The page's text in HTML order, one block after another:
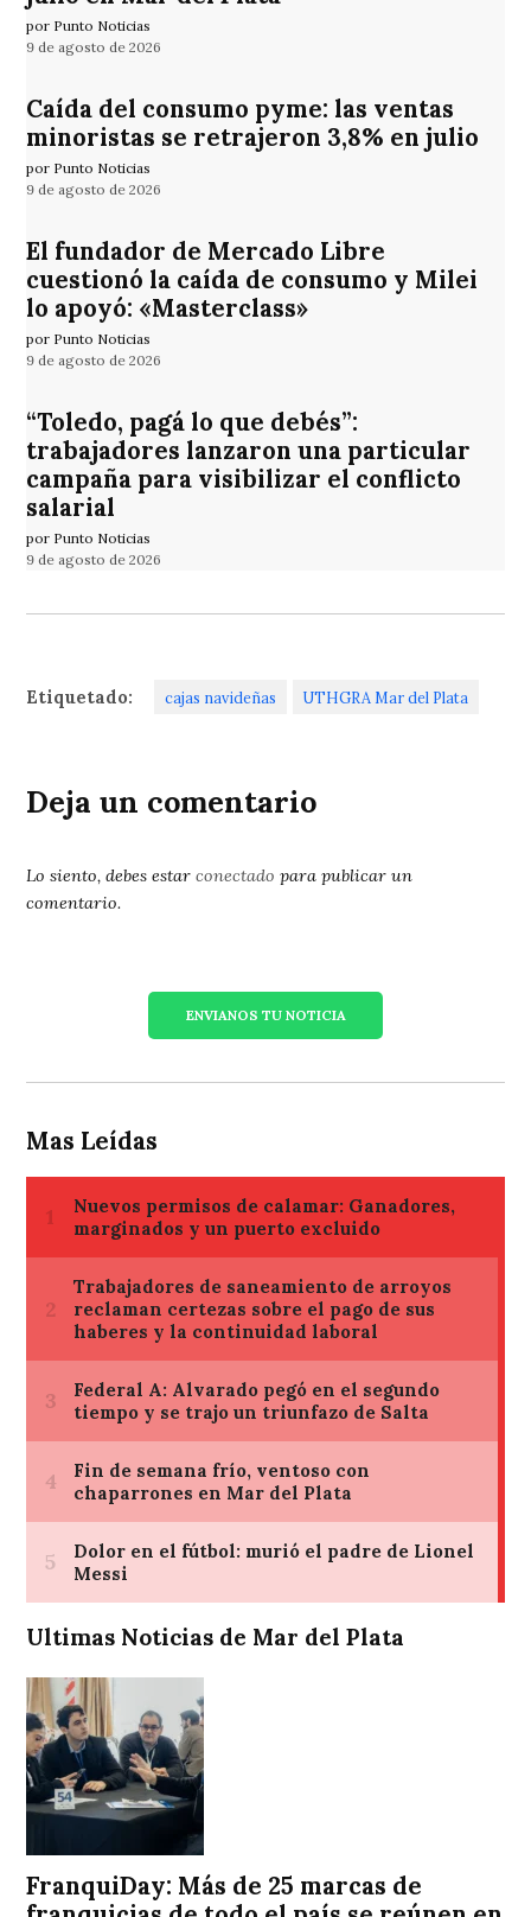
por Punto Noticias
9 de agosto de 2026
Caída del consumo pyme: las ventas
minoristas se retrajeron 3,8% en julio
por Punto Noticias
9 de agosto de 2026
El fundador de Mercado Libre
cuestionó la caída de consumo y Milei
lo apoyó: «Masterclass»
por Punto Noticias
9 de agosto de 2026
“Toledo, pagá lo que debés”:
trabajadores lanzaron una particular
campaña para visibilizar el conflicto
salarial
por Punto Noticias
9 de agosto de 2026
Etiquetado: cajas navideñas UTHGRA Mar del Plata
Deja un comentario
Lo siento, debes estarconectado para publicar un
comentario.
ENVIANOS TU NOTICIA
Mas Leídas
Ultimas Noticias de Mar del Plata
FranquiDay: Más de 25 marcas de